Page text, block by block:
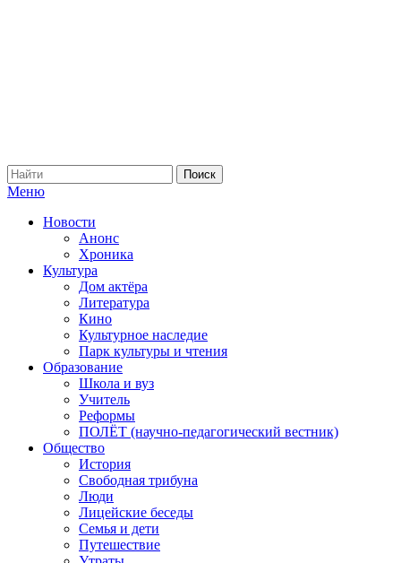
Меню
Новости
Анонс
Хроника
Культура
Дом актёра
Литература
Кино
Культурное наследие
Парк культуры и чтения
Образование
Школа и вуз
Учитель
Реформы
ПОЛЁТ (научно-педагогический вестник)
Общество
История
Свободная трибуна
Люди
Лицейские беседы
Семья и дети
Путешествие